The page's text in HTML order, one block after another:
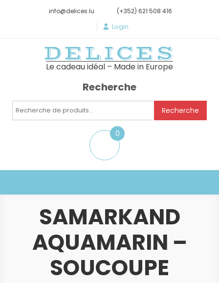
info@delices.lu (+352) 621 508 416
Login
DELICES
Le cadeau idéal – Made in Europe
Recherche
Recherche
Recherche
0
item
SAMARKAND
AQUAMARIN –
SOUCOUPE